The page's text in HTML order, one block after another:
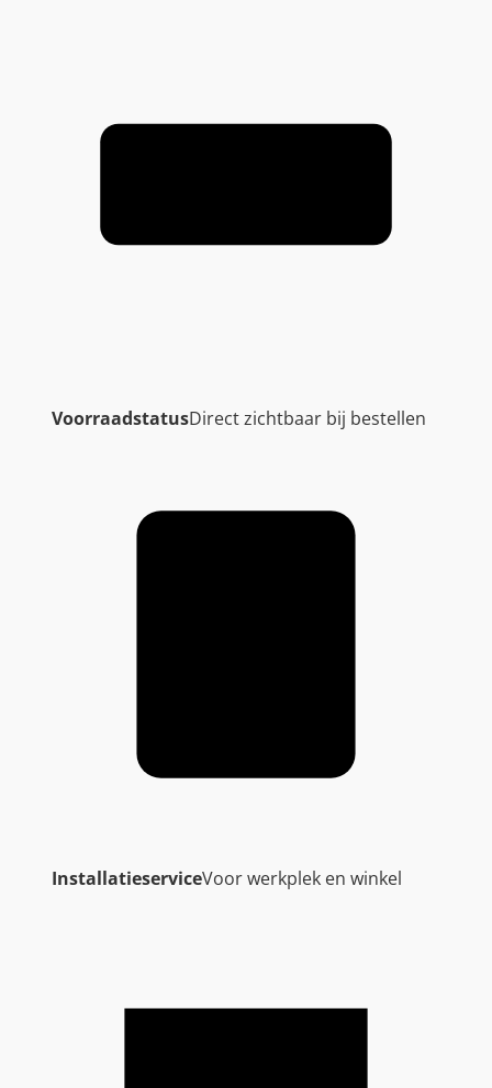
VoorraadstatusDirect zichtbaar bij bestellen
InstallatieserviceVoor werkplek en winkel